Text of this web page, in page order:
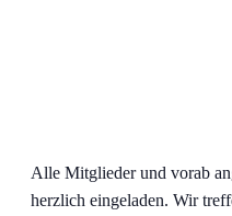
Alle Mitglieder und vorab
herzlich eingeladen. Wir